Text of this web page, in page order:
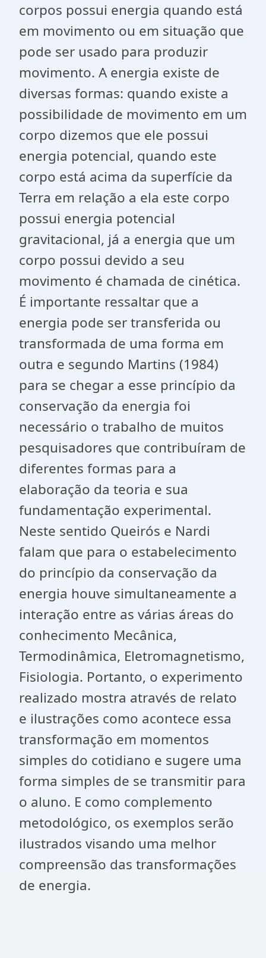
corpos possui energia quando está
em movimento ou em situação que
pode ser usado para produzir
movimento. A energia existe de
diversas formas: quando existe a
possibilidade de movimento em um
corpo dizemos que ele possui
energia potencial, quando este
corpo está acima da superfície da
Terra em relação a ela este corpo
possui energia potencial
gravitacional, já a energia que um
corpo possui devido a seu
movimento é chamada de cinética.
É importante ressaltar que a
energia pode ser transferida ou
transformada de uma forma em
outra e segundo Martins (1984)
para se chegar a esse princípio da
conservação da energia foi
necessário o trabalho de muitos
pesquisadores que contribuíram de
diferentes formas para a
elaboração da teoria e sua
fundamentação experimental.
Neste sentido Queirós e Nardi
falam que para o estabelecimento
do princípio da conservação da
energia houve simultaneamente a
interação entre as várias áreas do
conhecimento Mecânica,
Termodinâmica, Eletromagnetismo,
Fisiologia. Portanto, o experimento
realizado mostra através de relato
e ilustrações como acontece essa
transformação em momentos
simples do cotidiano e sugere uma
forma simples de se transmitir para
o aluno. E como complemento
metodológico, os exemplos serão
ilustrados visando uma melhor
compreensão das transformações
de energia.